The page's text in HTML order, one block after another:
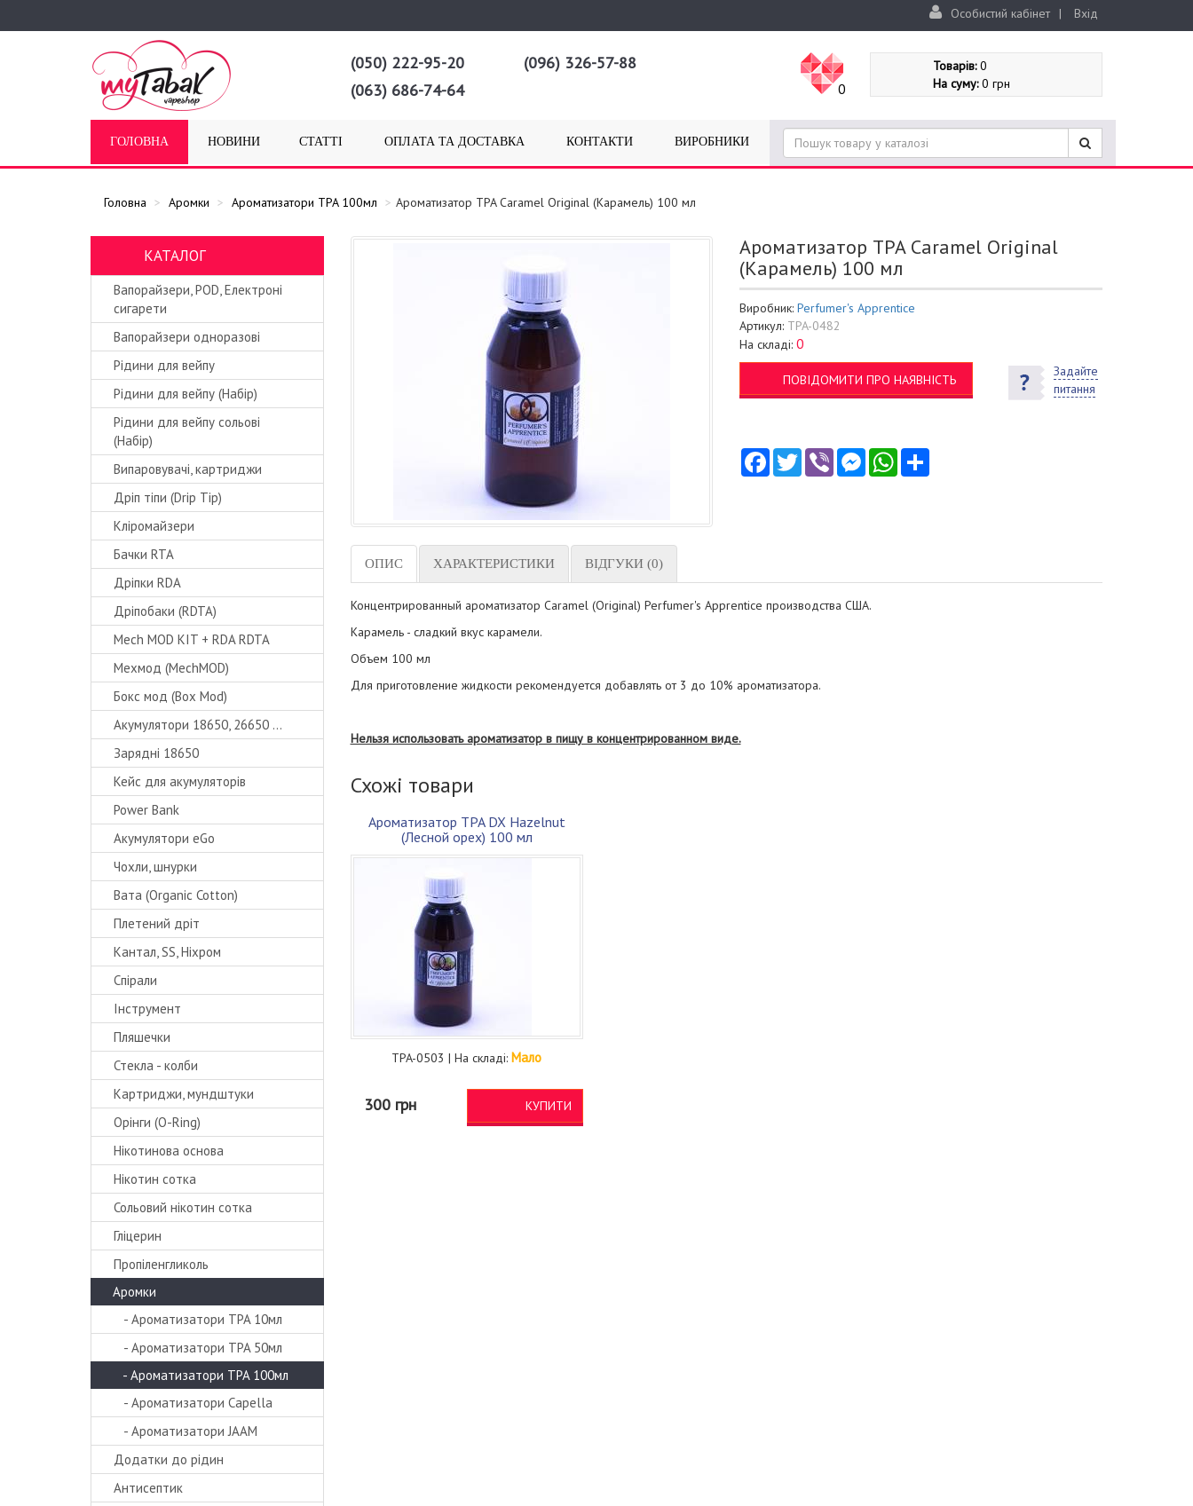
Особистий кабінет | Вхід
(050) 222-95-20
(063) 686-74-64
(096) 326-57-88
0
Товарів:0
На суму:0 грн
ГОЛОВНА НОВИНИ СТАТТІ ОПЛАТА ТА ДОСТАВКА КОНТАКТИ ВИРОБНИКИ
Головна Аромки Ароматизатори TPA 100мл Ароматизатор TPA Caramel Original (Карамель) 100 мл
КАТАЛОГ
Вапорайзери, POD, Електроні
сигарети
Вапорайзери одноразові
Рідини для вейпу
Рідини для вейпу (Набір)
Рідини для вейпу сольові
(Набір)
Випаровувачі, картриджи
Дріп тіпи (Drip Tip)
Кліромайзери
Бачки RTA
Дріпки RDA
Дріпобаки (RDTA)
Mech MOD KIT + RDA RDTA
Мехмод (MechMOD)
Бокс мод (Box Mod)
Акумулятори 18650, 26650 ...
Зарядні 18650
Кейс для акумуляторів
Power Bank
Акумулятори eGo
Чохли, шнурки
Вата (Organic Cotton)
Плетений дріт
Кантал, SS, Ніхром
Спірали
Інструмент
Пляшечки
Стекла - колби
Картриджи, мундштуки
Орінги (O-Ring)
Нікотинова основа
Нікотин сотка
Сольовий нікотин сотка
Гліцерин
Пропіленгликоль
Аромки
- Ароматизатори TPA 10мл
- Ароматизатори TPA 50мл
- Ароматизатори TPA 100мл
- Ароматизатори Capella
- Ароматизатори JAAM
Додатки до рідин
Антисептик
Ароматизатор TPA Caramel Original
(Карамель) 100 мл
Виробник:Perfumer's Apprentice
Артикул: TPA-0482
На складі:0
ПОВІДОМИТИ ПРО НАЯВНІСТЬ
Задайте
питання
FacebookTwitterViber MessengerWhatsApp
ОПИС ХАРАКТЕРИСТИКИ ВІДГУКИ (0)
Концентрированный ароматизатор Caramel (Original) Perfumer's Apprentice производства США.
Карамель - сладкий вкус карамели.
Объем 100 мл
Для приготовление жидкости рекомендуется добавлять от 3 до 10% ароматизатора.
Нельзя использовать ароматизатор в пищу в концентрированном виде.
Схожі товари
Ароматизатор TPA DX Hazelnut
(Лесной орех) 100 мл
TPA-0503 | На складі: Мало
300 грн КУПИТИ